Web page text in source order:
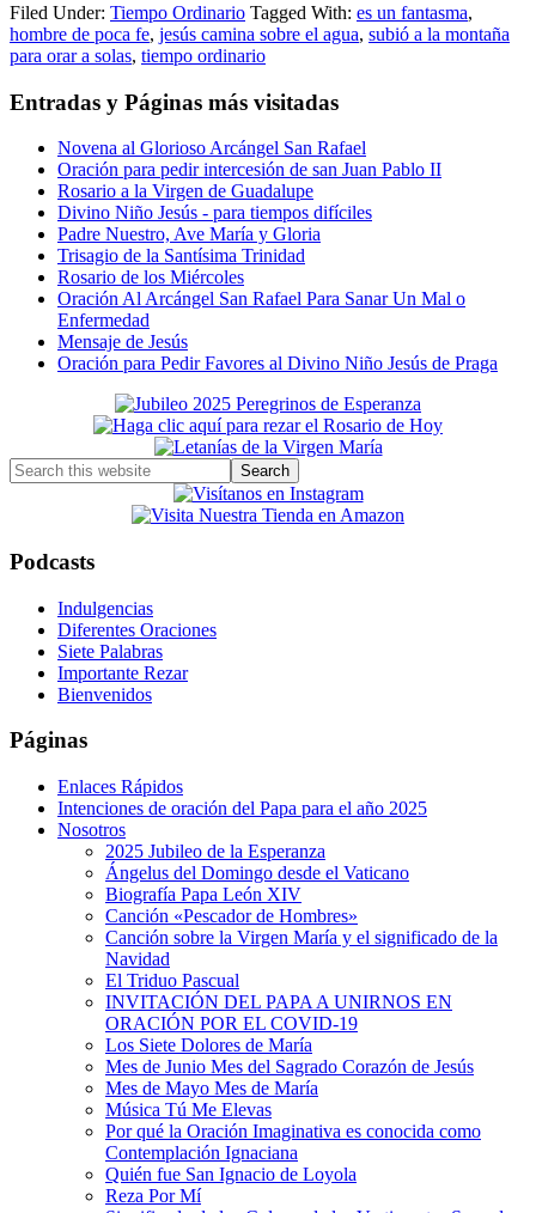
Filed Under: Tiempo Ordinario Tagged With: es un fantasma,
hombre de poca fe, jesús camina sobre el agua, subió a la montaña
para orar a solas, tiempo ordinario
Entradas y Páginas más visitadas
Novena al Glorioso Arcángel San Rafael
Oración para pedir intercesión de san Juan Pablo II
Rosario a la Virgen de Guadalupe
Divino Niño Jesús - para tiempos difíciles
Padre Nuestro, Ave María y Gloria
Trisagio de la Santísima Trinidad
Rosario de los Miércoles
Oración Al Arcángel San Rafael Para Sanar Un Mal o
Enfermedad
Mensaje de Jesús
Oración para Pedir Favores al Divino Niño Jesús de Praga
Primary
Sidebar
Search
this
Podcasts
Indulgencias
Diferentes Oraciones
Siete Palabras
Importante Rezar
Bienvenidos
Páginas
Enlaces Rápidos
Intenciones de oración del Papa para el año 2025
Nosotros
2025 Jubileo de la Esperanza
Ángelus del Domingo desde el Vaticano
Biografía Papa León XIV
Canción «Pescador de Hombres»
Canción sobre la Virgen María y el significado de la
Navidad
El Triduo Pascual
INVITACIÓN DEL PAPA A UNIRNOS EN
ORACIÓN POR EL COVID-19
Los Siete Dolores de María
Mes de Junio Mes del Sagrado Corazón de Jesús
Mes de Mayo Mes de María
Música Tú Me Elevas
Por qué la Oración Imaginativa es conocida como
Contemplación Ignaciana
Quién fue San Ignacio de Loyola
Reza Por Mí